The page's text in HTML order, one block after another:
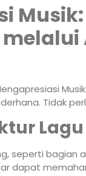
Tidak
Lagu
seperti bagian
dapat